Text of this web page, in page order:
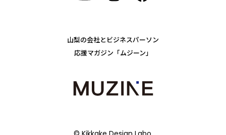
山梨の会社とビジネスパーソン
応援マガジン「ムジーン」